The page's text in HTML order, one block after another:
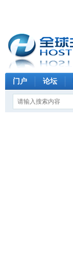
门户 论坛